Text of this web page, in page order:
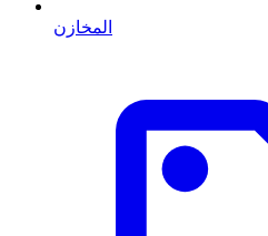
المخازن